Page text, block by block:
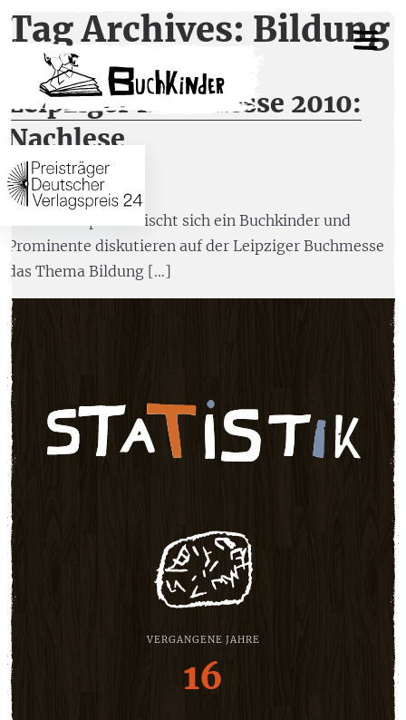
Tag Archives: Bildung
Leipziger Buchmesse 2010:
Nachlese
4. April 2010
»Kinder-Gipfel« mischt sich ein Buchkinder und
Prominente diskutieren auf der Leipziger Buchmesse
das Thema Bildung […]
VERGANGENE JAHRE
16